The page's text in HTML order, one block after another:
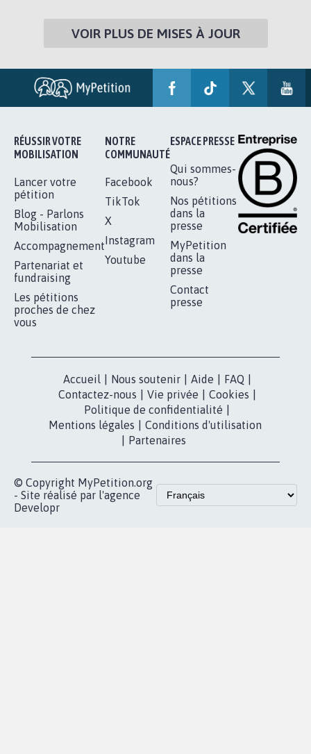
VOIR PLUS DE MISES À JOUR
RÉUSSIR VOTRE
MOBILISATION
Lancer votre
pétition
Blog - Parlons
Mobilisation
Accompagnement
Partenariat et
fundraising
Les pétitions
proches de chez
vous
NOTRE
COMMUNAUTÉ
Facebook
TikTok
X
Instagram
Youtube
ESPACE PRESSE
Qui sommes-
nous?
Nos pétitions
dans la
presse
MyPetition
dans la
presse
Contact
presse
Accueil Nous soutenir Aide FAQ
Contactez-nous
Vie privée Cookies
Politique de confidentialité
Mentions légales
Conditions d'utilisation
Partenaires
© Copyright MyPetition.org
- Site réalisé par l'agence
Developr